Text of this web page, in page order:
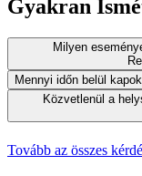
Gyakran
Milyen
Mennyi időn belül
Közvetlenül a
Tovább az összes